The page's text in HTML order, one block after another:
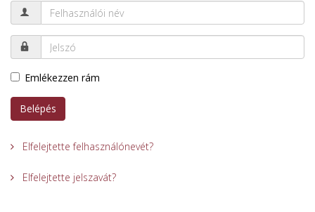
Emlékezzen rám
Belépés
Elfelejtette felhasználónevét?
Elfelejtette jelszavát?